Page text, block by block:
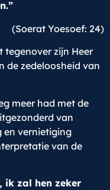
(Soerat Yoesoef: 24)
tegenover zijn Heer
de zedeloosheid van
meer had met de
van
en vernietiging
van de
ik zal hen zeker